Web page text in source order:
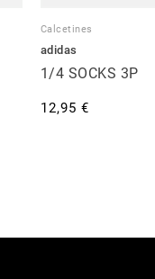
Calcetines
adidas
1/4 SOCKS 3P
12,95 €